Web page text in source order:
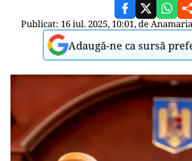
Publicat: 16 iul. 2025, 10:01, de
Adaugă-ne ca sursă